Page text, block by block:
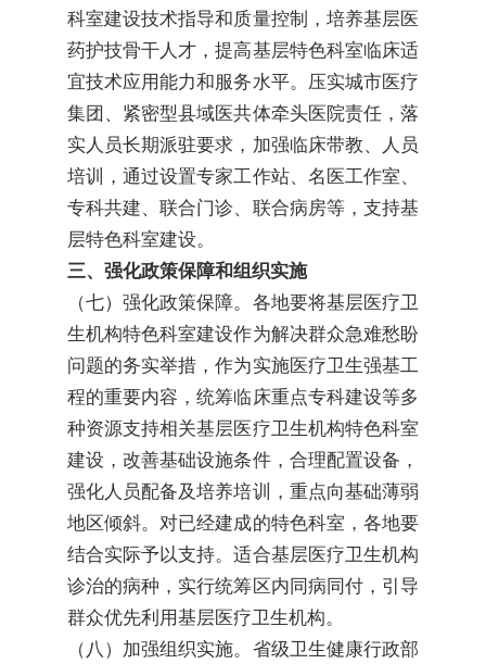
科室建设技术指导和质量控制，培养基层医
药护技骨干人才，提高基层特色科室临床适
宜技术应用能力和服务水平。压实城市医疗
集团、紧密型县域医共体牵头医院责任，落
实人员长期派驻要求，加强临床带教、人员
培训，通过设置专家工作站、名医工作室、
专科共建、联合门诊、联合病房等，支持基
层特色科室建设。
三、强化政策保障和组织实施
（七）强化政策保障。各地要将基层医疗卫
生机构特色科室建设作为解决群众急难愁盼
问题的务实举措，作为实施医疗卫生强基工
程的重要内容，统筹临床重点专科建设等多
种资源支持相关基层医疗卫生机构特色科室
建设，改善基础设施条件，合理配置设备，
强化人员配备及培养培训，重点向基础薄弱
地区倾斜。对已经建成的特色科室，各地要
结合实际予以支持。适合基层医疗卫生机构
诊治的病种，实行统筹区内同病同付，引导
群众优先利用基层医疗卫生机构。
（八）加强组织实施。省级卫生健康行政部